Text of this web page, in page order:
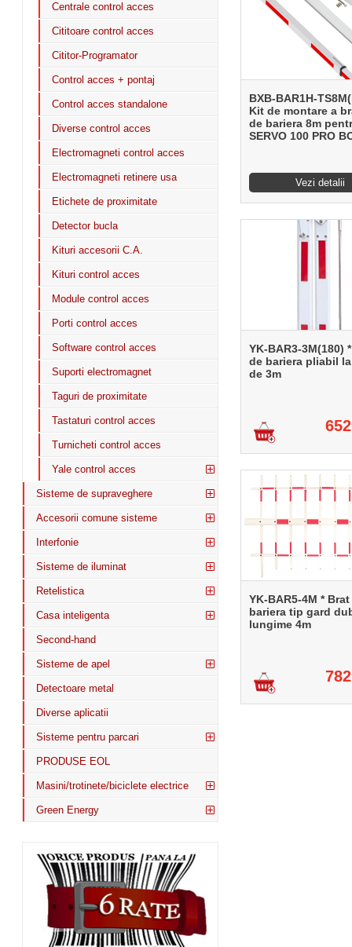
BXB-BAR1H-
Kit de montare a
de bariera 8m
SERVO 100 PRO
Vezi detalii
YK-BAR3-3M(180)
de bariera pliabil la
de 3m
652
YK-BAR5-4M *
bariera tip gard
lungime 4m
782
Centrale control acces
Cititoare control acces
Cititor-Programator
Control acces + pontaj
Control acces standalone
Diverse control acces
Electromagneti control acces
Electromagneti retinere usa
Etichete de proximitate
Detector bucla
Kituri accesorii C.A.
Kituri control acces
Module control acces
Porti control acces
Software control acces
Suporti electromagnet
Taguri de proximitate
Tastaturi control acces
Turnicheti control acces
Yale control acces
Sisteme de supraveghere
Accesorii comune sisteme
Interfonie
Sisteme de iluminat
Retelistica
Casa inteligenta
Second-hand
Sisteme de apel
Detectoare metal
Diverse aplicatii
Sisteme pentru parcari
PRODUSE EOL
Masini/trotinete/biciclete electrice
Green Energy